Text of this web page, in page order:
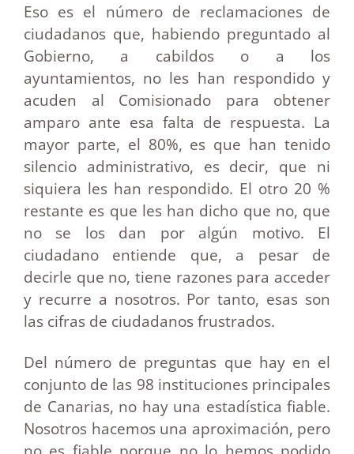
Eso es el número de reclamaciones de
ciudadanos que, habiendo preguntado al
Gobierno, a cabildos o a los
ayuntamientos, no les han respondido y
acuden al Comisionado para obtener
amparo ante esa falta de respuesta. La
mayor parte, el 80%, es que han tenido
silencio administrativo, es decir, que ni
siquiera les han respondido. El otro 20 %
restante es que les han dicho que no, que
no se los dan por algún motivo. El
ciudadano entiende que, a pesar de
decirle que no, tiene razones para acceder
y recurre a nosotros. Por tanto, esas son
las cifras de ciudadanos frustrados.
Del número de preguntas que hay en el
conjunto de las 98 instituciones principales
de Canarias, no hay una estadística fiable.
Nosotros hacemos una aproximación, pero